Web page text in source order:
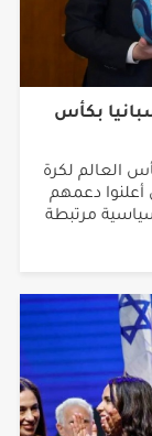
بكأس
العالم لكرة
أعلنوا دعمهم
مرتبطة